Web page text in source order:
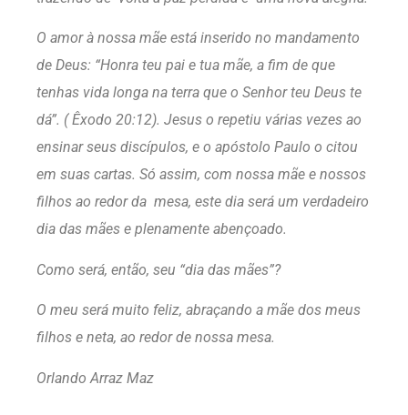
O amor à nossa mãe está inserido no mandamento
de Deus: “Honra teu pai e tua mãe, a fim de que
tenhas vida longa na terra que o Senhor teu Deus te
dá”. ( Êxodo 20:12). Jesus o repetiu várias vezes ao
ensinar seus discípulos, e o apóstolo Paulo o citou
em suas cartas. Só assim, com nossa mãe e nossos
filhos ao redor da mesa, este dia será um verdadeiro
dia das mães e plenamente abençoado.
Como será, então, seu “dia das mães”?
O meu será muito feliz, abraçando a mãe dos meus
filhos e neta, ao redor de nossa mesa.
Orlando Arraz Maz